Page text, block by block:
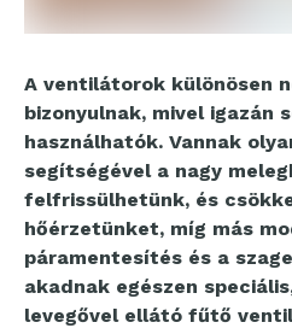
A ventilátorok különösen
bizonyulnak, mivel igazán
használhatók. Vannak
segítségével a nagy
felfrissülhetünk, és
hőérzetünket, míg más
páramentesítés és a
akadnak egészen
levegővel ellátó fűtő